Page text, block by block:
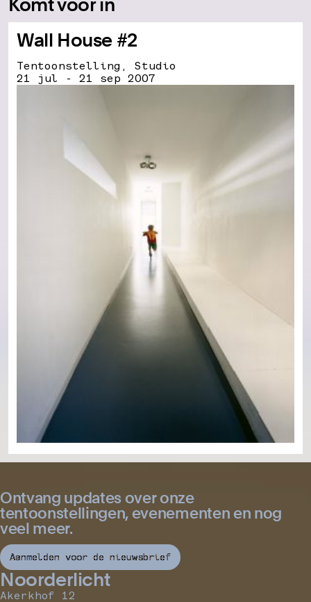
Komt voor in
Wall House #2
Tentoonstelling, Studio
21 jul - 21 sep 2007
Ontvang updates over onze
tentoonstellingen, evenementen en nog
veel meer.
Aanmelden voor de nieuwsbrief
Noorderlicht
Akerkhof 12